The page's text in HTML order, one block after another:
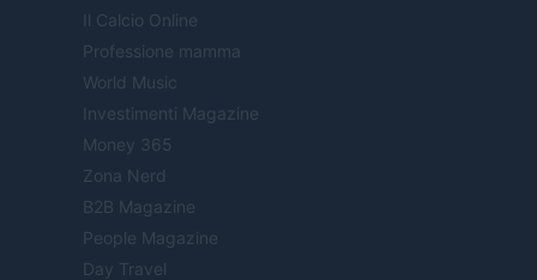
Il Calcio Online
Professione mamma
World Music
Investimenti Magazine
Money 365
Zona Nerd
B2B Magazine
People Magazine
Day Travel